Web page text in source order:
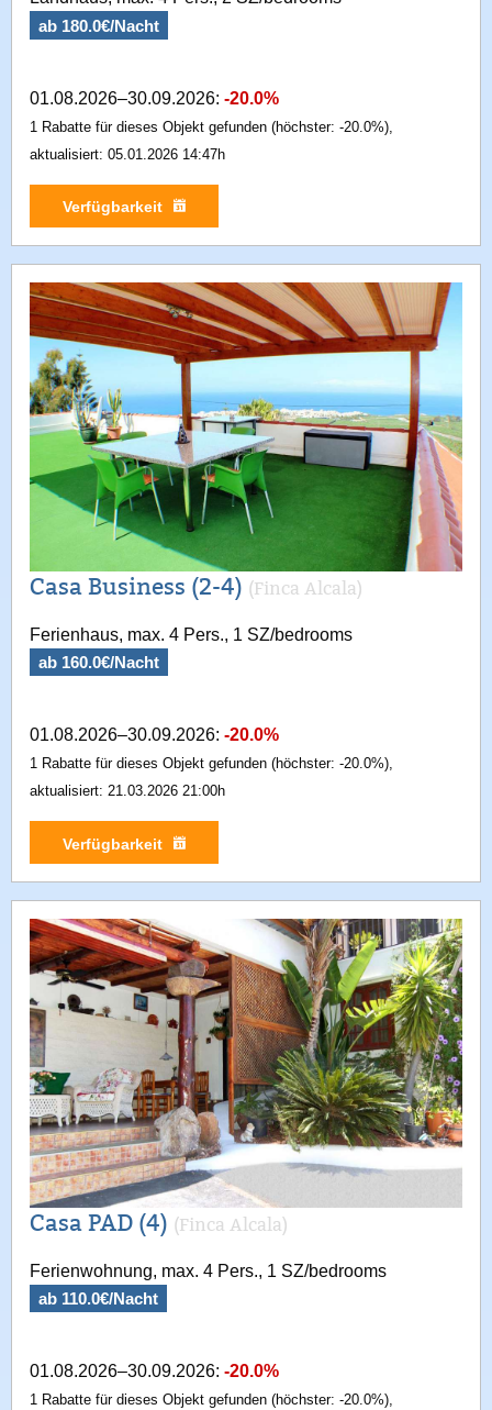
ab 180.0€/Nacht
01.08.2026–30.09.2026: -20.0%
1 Rabatte für dieses Objekt gefunden (höchster: -20.0%),
aktualisiert: 05.01.2026 14:47h
Verfügbarkeit
Casa Business (2-4) (Finca Alcala)
Ferienhaus, max. 4 Pers., 1 SZ/bedrooms
ab 160.0€/Nacht
01.08.2026–30.09.2026: -20.0%
1 Rabatte für dieses Objekt gefunden (höchster: -20.0%),
aktualisiert: 21.03.2026 21:00h
Verfügbarkeit
Casa PAD (4) (Finca Alcala)
Ferienwohnung, max. 4 Pers., 1 SZ/bedrooms
ab 110.0€/Nacht
01.08.2026–30.09.2026: -20.0%
1 Rabatte für dieses Objekt gefunden (höchster: -20.0%),